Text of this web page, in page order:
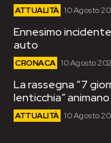
ATTUALITÀ 10 Agosto
Ennesimo
auto
CRONACA 10 Agosto
La rassegna “7
lenticchia”
ATTUALITÀ 10 Agosto